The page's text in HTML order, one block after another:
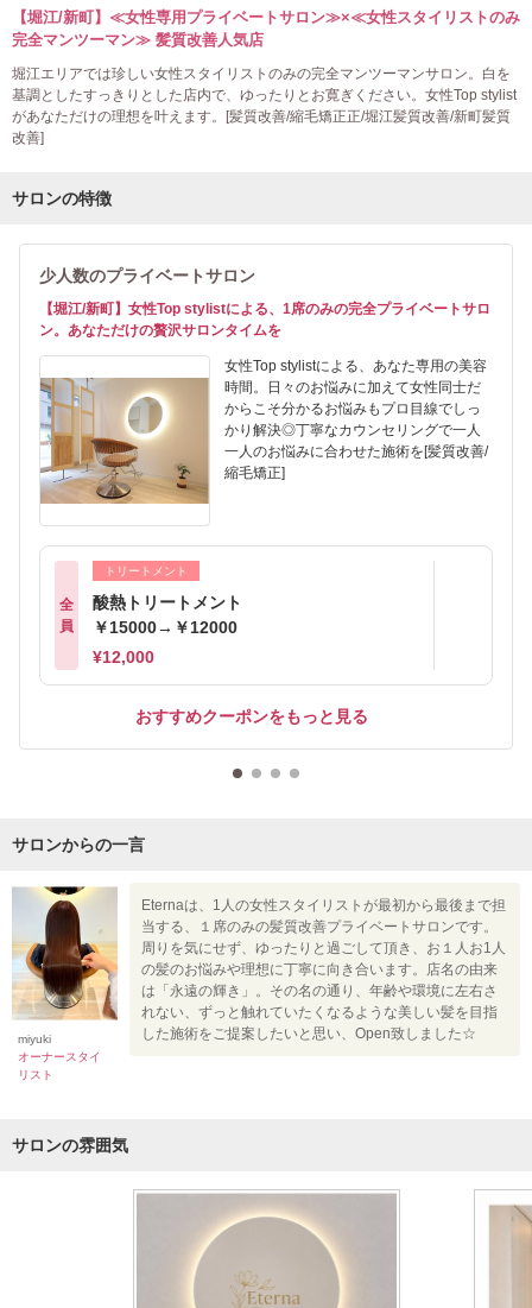
【堀江/新町】≪女性専用プライベートサロン≫×≪女性スタイリストのみ
完全マンツーマン≫ 髪質改善人気店
堀江エリアでは珍しい女性スタイリストのみの完全マンツーマンサロン。白を
基調としたすっきりとした店内で、ゆったりとお寛ぎください。女性Top stylist
があなただけの理想を叶えます。[髪質改善/縮毛矯正正/堀江髪質改善/新町髪質
改善]
サロンの特徴
少人数のプライベートサロン
【堀江/新町】女性Top stylistによる、1席のみの完全プライベートサロ
ン。あなただけの贅沢サロンタイムを
女性Top stylistによる、あなた専用の美容
時間。日々のお悩みに加えて女性同士だ
からこそ分かるお悩みもプロ目線でしっ
かり解決◎丁寧なカウンセリングで一人
一人のお悩みに合わせた施術を[髪質改善/
縮毛矯正]
全
員
トリートメント
酸熱トリートメント
￥15000→￥12000
¥12,000
おすすめクーポンをもっと見る
サロンからの一言
miyuki
オーナースタイ
リスト
Eternaは、1人の女性スタイリストが最初から最後まで担
当する、１席のみの髪質改善プライベートサロンです。
周りを気にせず、ゆったりと過ごして頂き、お１人お1人
の髪のお悩みや理想に丁寧に向き合います。店名の由来
は「永遠の輝き」。その名の通り、年齢や環境に左右さ
れない、ずっと触れていたくなるような美しい髪を目指
した施術をご提案したいと思い、Open致しました☆
サロンの雰囲気